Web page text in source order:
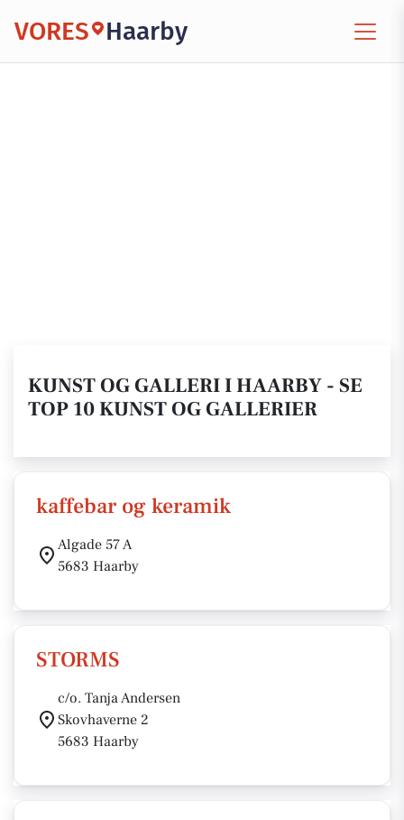
VORES Haarby
KUNST OG GALLERI I HAARBY - SE
TOP 10 KUNST OG GALLERIER
kaffebar og keramik
Algade 57 A
5683 Haarby
STORMS
c/o. Tanja Andersen
Skovhaverne 2
5683 Haarby